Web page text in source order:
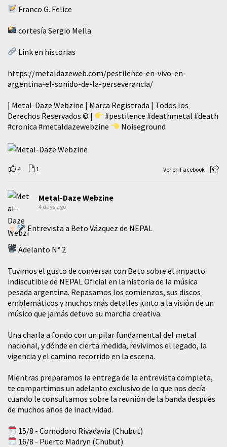
Franco G. Felice
cortesía Sergio Mella
Link en historias
https://metaldazeweb.com/pestilence-en-vivo-en-
argentina-el-sonido-de-la-perseverancia/
| Metal-Daze Webzine | Marca Registrada | Todos los
Derechos Reservados © |
#pestilence #deathmetal #death
#cronica #metaldazewebzine Noiseground
4 1 Ver en Facebook
Metal-Daze Webzine
4 days ago
Entrevista a Beto Vázquez de NEPAL
Adelanto N° 2
Tuvimos el gusto de conversar con Beto sobre el impacto
indiscutible de NEPAL Oficial en la historia de la música
pesada argentina. Repasamos los comienzos, sus discos
emblemáticos y muchos más detalles junto a la visión de un
músico que jamás detuvo su marcha creativa.
​Una charla a fondo con un pilar fundamental del metal
nacional, y dónde en cierta medida, revivimos el legado, la
vigencia y el camino recorrido en la escena.
Mientras preparamos la entrega de la entrevista completa,
te compartimos un adelanto exclusivo de lo que nos decía
cuando le consultamos sobre la reunión de la banda después
de muchos años de inactividad.
15/8 - Comodoro Rivadavia (Chubut)
16/8 - Puerto Madryn (Chubut)